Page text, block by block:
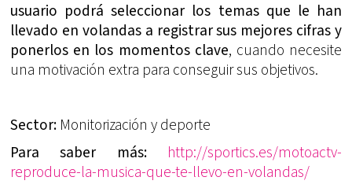
usuario podrá seleccionar los temas que le han
llevado en volandas a registrar sus mejores cifras y
ponerlos en los momentos clave, cuando necesite
una motivación extra para conseguir sus objetivos.
Sector: Monitorización y deporte
Para saber más:
http://sportics.es/motoactv-
reproduce-la-musica-que-te-llevo-en-volandas/